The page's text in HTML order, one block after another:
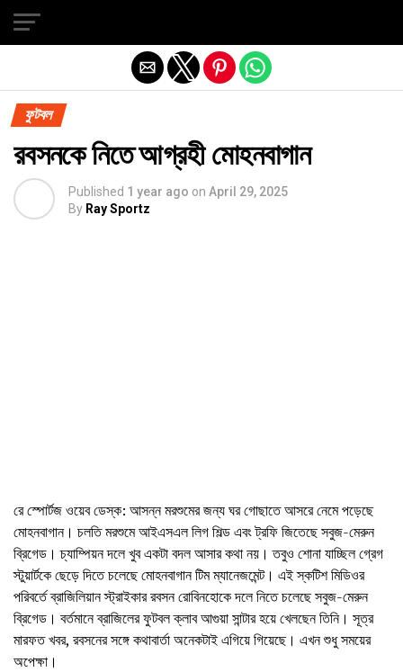
ফুটবল
রবসনকে নিতে আগ্রহী মোহনবাগান
Published 1 year ago on April 29, 2025
By Ray Sportz
রে স্পোর্টজ ওয়েব ডেস্ক: আসন্ন মরশুমের জন্য ঘর গোছাতে আসরে নেমে পড়েছে
মোহনবাগান। চলতি মরশুমে আইএসএল লিগ শিল্ড এবং ট্রফি জিতেছে সবুজ-মেরুন
ব্রিগেড। চ্যাম্পিয়ন দলে খুব একটা বদল আসার কথা নয়। তবুও শোনা যাচ্ছিল গ্রেগ
স্টুয়ার্টকে ছেড়ে দিতে চলেছে মোহনবাগান টিম ম্যানেজমেন্ট। এই স্কটিশ মিডিওর
পরিবর্তে ব্রাজিলিয়ান স্ট্রাইকার রবসন রোবিনহোকে দলে নিতে চলেছে সবুজ-মেরুন
ব্রিগেড। বর্তমানে ব্রাজিলের ফুটবল ক্লাব আগুয়া সান্টার হয়ে খেলছেন তিনি। সূত্র
মারফত খবর, রবসনের সঙ্গে কথাবার্তা অনেকটাই এগিয়ে গিয়েছে। এখন শুধু সময়ের
অপেক্ষা।